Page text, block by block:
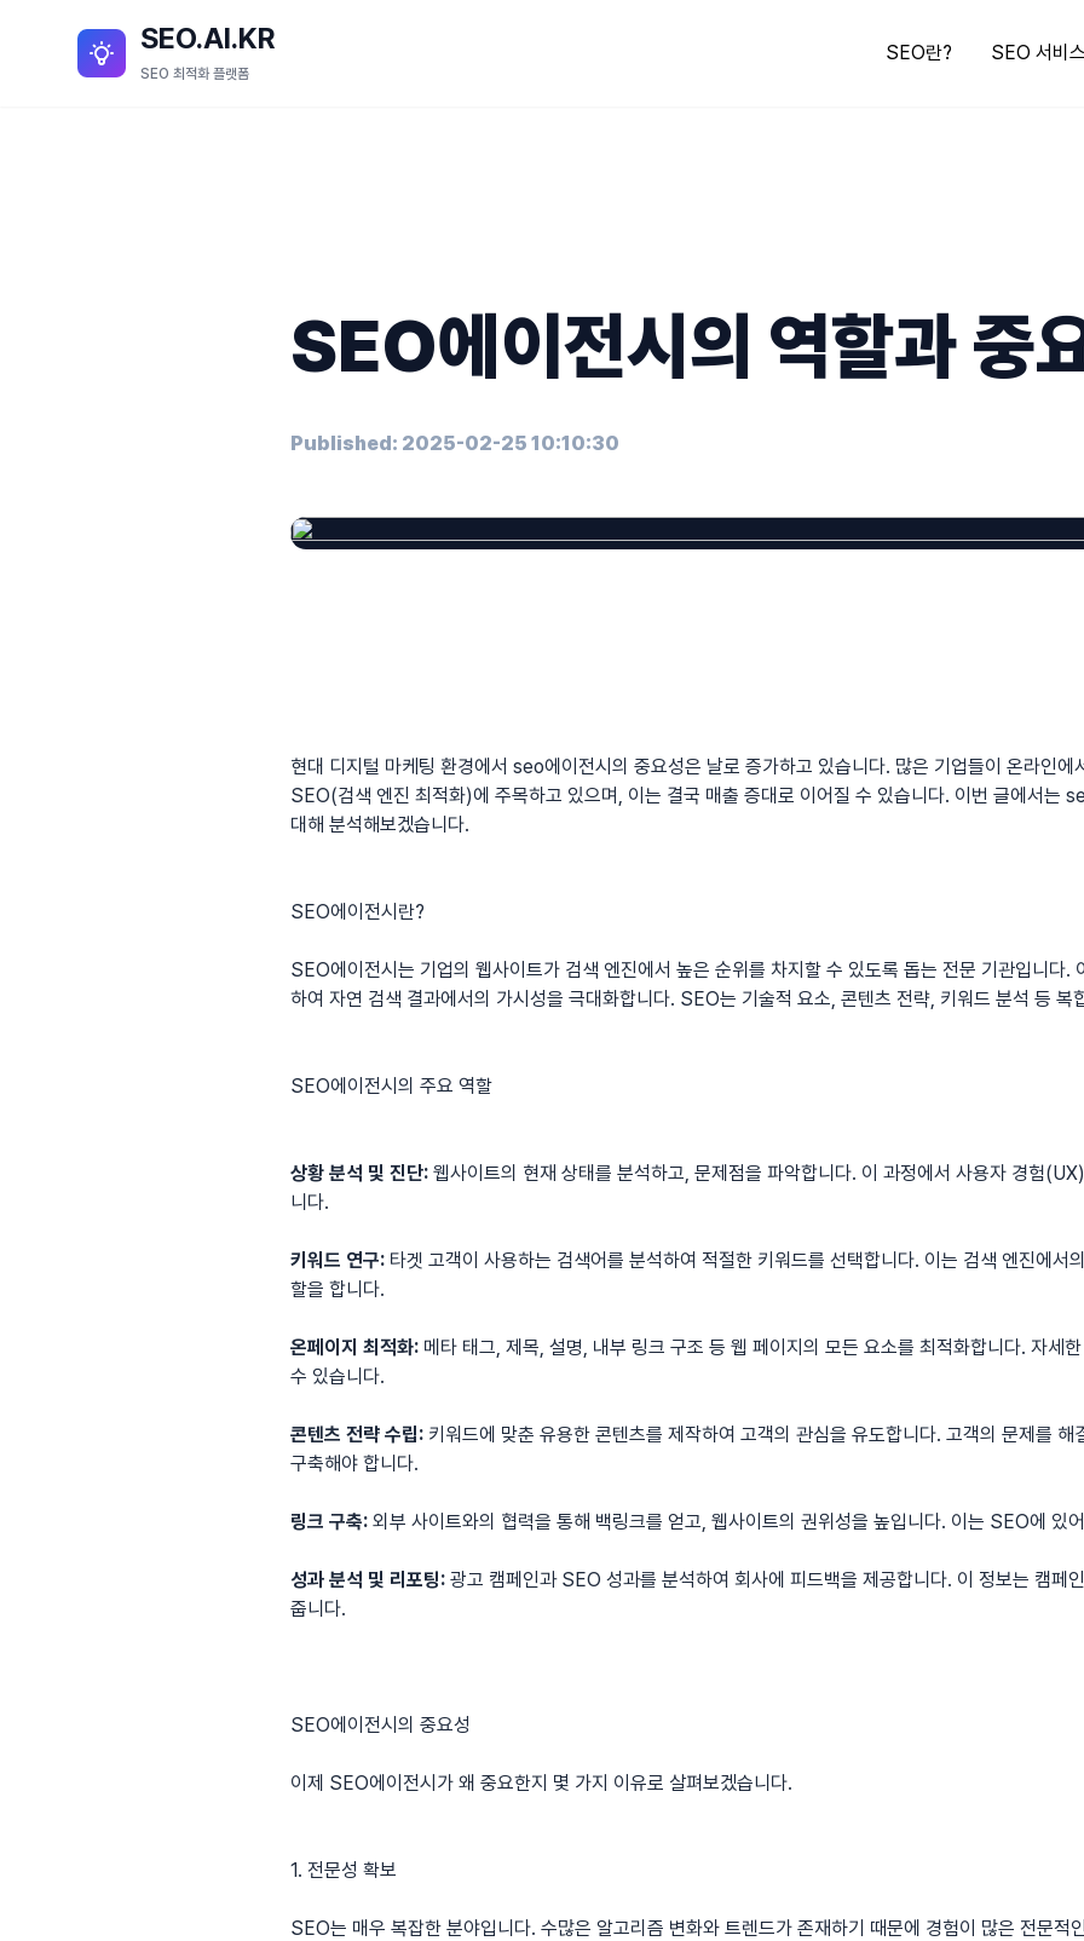
SEO.AI.KR
SEO 최적화 플랫폼
SEO란? SEO 서비스
SEO에이전시의 역할과 중
Published: 2025-02-25 10:10:30
현대 디지털 마케팅 환경에서 seo에이전시 의 중요성은 날로 증가하고 있습니다. 많은 기업들이 온라인에
SEO(검색 엔진 최적화)에 주목하고 있으며, 이는 결국 매출 증대로 이어질 수 있습니다. 이번 글에서는
대해 분석해보겠습니다.
SEO에이전시란?
SEO에이전시는 기업의 웹사이트가 검색 엔진에서 높은 순위를 차지할 수 있도록 돕는 전문 기관입니다.
하여 자연 검색 결과에서의 가시성을 극대화합니다. SEO는 기술적 요소, 콘텐츠 전략, 키워드 분석 등 복
SEO에이전시의 주요 역할
상황 분석 및 진단: 웹사이트의 현재 상태를 분석하고, 문제점을 파악합니다. 이 과정에서 사용자 경험
니다.
키워드 연구: 타겟 고객이 사용하는 검색어를 분석하여 적절한 키워드를 선택합니다. 이는 검색 엔진에서
할을 합니다.
온페이지 최적화: 메타 태그, 제목, 설명, 내부 링크 구조 등 웹 페이지의 모든 요소를 최적화합니다. 자세
수 있습니다.
콘텐츠 전략 수립: 키워드에 맞춘 유용한 콘텐츠를 제작하여 고객의 관심을 유도합니다. 고객의 문제를 해
구축해야 합니다.
링크 구축: 외부 사이트와의 협력을 통해 백링크를 얻고, 웹사이트의 권위성을 높입니다. 이는 SEO에 있
성과 분석 및 리포팅: 광고 캠페인과 SEO 성과를 분석하여 회사에 피드백을 제공합니다. 이 정보는 캠페
줍니다.
SEO에이전시의 중요성
이제 SEO에이전시가 왜 중요한지 몇 가지 이유로 살펴보겠습니다.
1. 전문성 확보
SEO는 매우 복잡한 분야입니다. 수많은 알고리즘 변화와 트렌드가 존재하기 때문에 경험이 많은 전문적